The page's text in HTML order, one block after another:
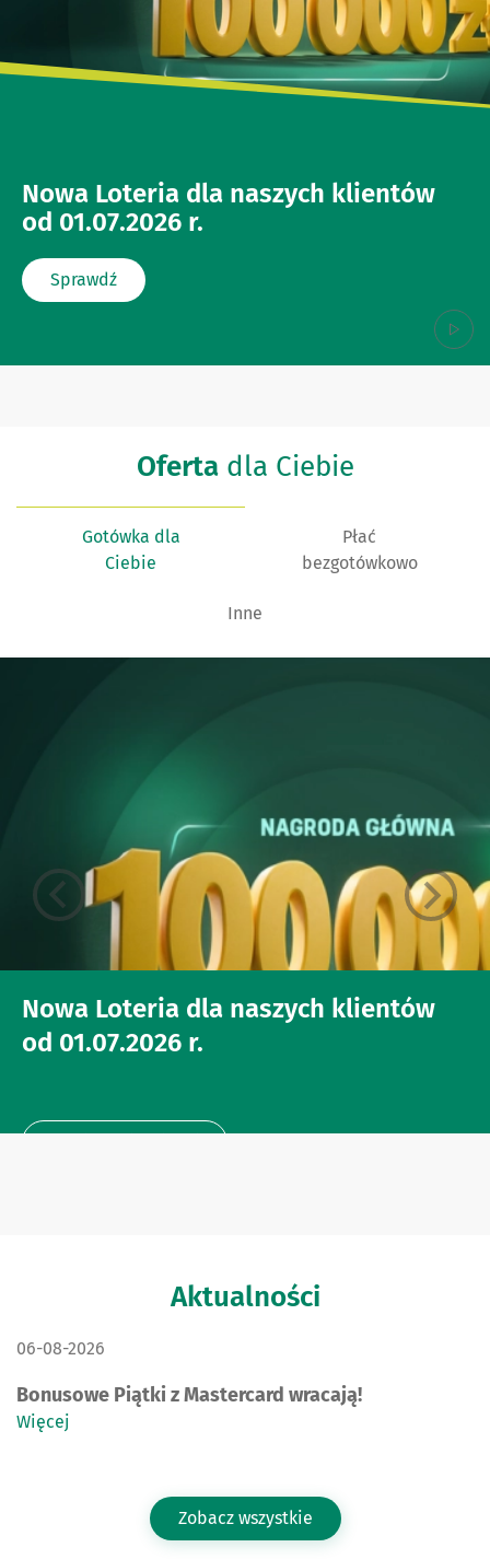
Nowa Loteria dla naszych klientów
od 01.07.2026 r.
Sprawdź
Ofertadla Ciebie
Gotówka dla
Ciebie
Płać
bezgotówkowo
Inne
Nowa Loteria dla naszych klientów
od 01.07.2026 r.
Aktualności
DATA PUBLIKACJI:
06-08-2026
Bonusowe Piątki z Mastercard wracają!
Więcej
Zobacz wszystkie